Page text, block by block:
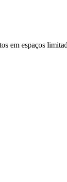
em espaços